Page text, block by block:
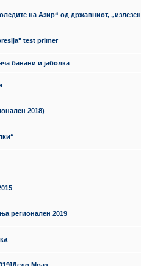
на Азир“ од државниот,
test primer
банани и јаболка
2018)
регионален 2019